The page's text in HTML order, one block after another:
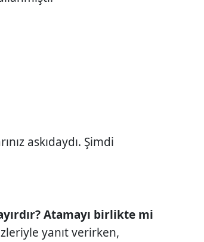
askıdaydı. Şimdi
Atamayı birlikte mi
yanıt verirken,